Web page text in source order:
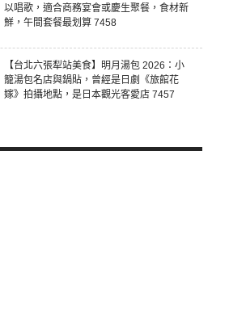
以唱歌，適合商務宴會或慶生聚餐，食材新
鮮，午間套餐最划算 7458
【台北六張犁站美食】明月湯包 2026：小
籠湯包名店與鍋貼，曾經是日劇《旅館花
嫁》拍攝地點，是日本觀光客愛店 7457